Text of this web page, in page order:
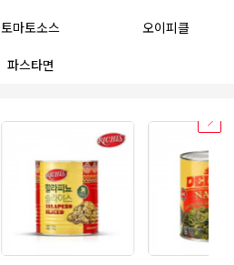
토마토소스 오이피클
파스타면